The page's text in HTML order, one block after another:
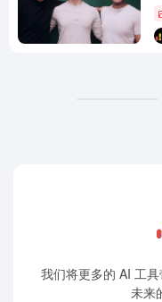
我们将更多的 AI 工
未来